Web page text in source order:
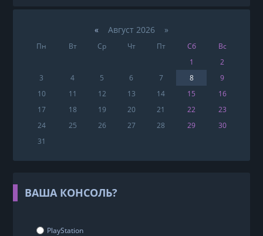
«Август 2026 »
Пн Вт Ср Чт Пт Сб
Вс
1
2
3
4 5 6 7 8
9
10
11 12 13 14 15
16
17
18 19 20 21 22
23
24
25 26 27 28 29
30
31
ВАША КОНСОЛЬ?
PlayStation